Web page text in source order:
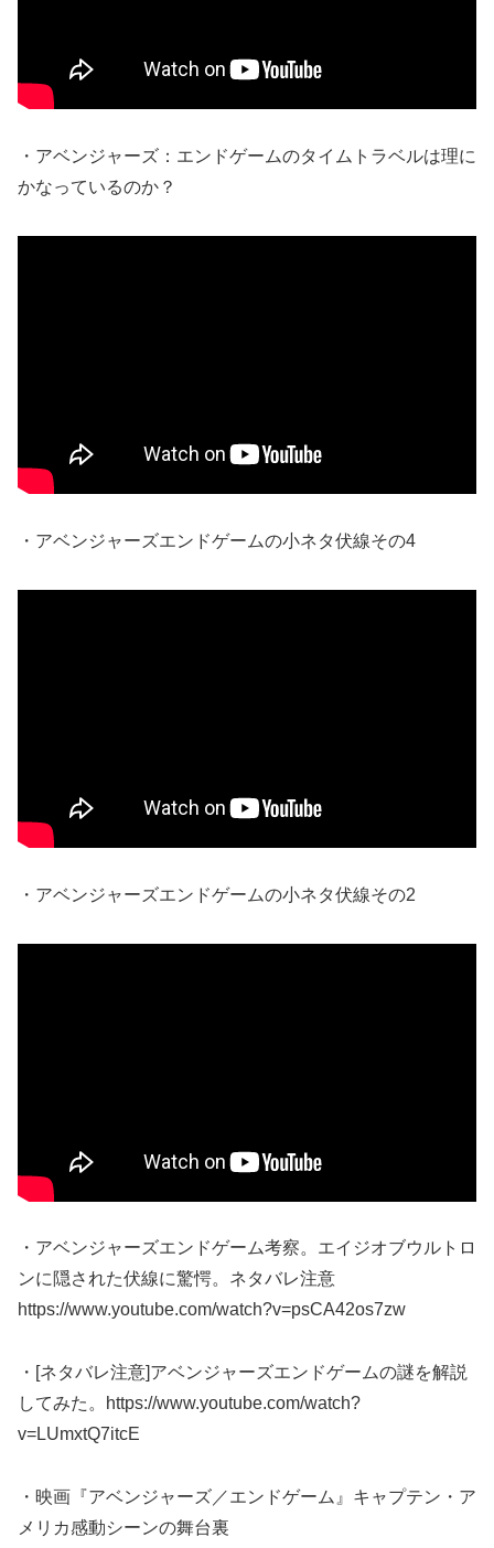
・アベンジャーズ：エンドゲームのタイムトラベルは理に
かなっているのか？
・アベンジャーズエンドゲームの小ネタ伏線その4
・アベンジャーズエンドゲームの小ネタ伏線その2
・アベンジャーズエンドゲーム考察。エイジオブウルトロ
ンに隠された伏線に驚愕。ネタバレ注意
https://www.youtube.com/watch?v=psCA42os7zw
・[ネタバレ注意]アベンジャーズエンドゲームの謎を解説
してみた。https://www.youtube.com/watch?
v=LUmxtQ7itcE
・映画『アベンジャーズ／エンドゲーム』キャプテン・ア
メリカ感動シーンの舞台裏